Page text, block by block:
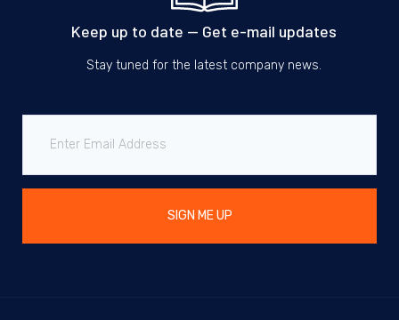
Keep up to date — Get e-mail updates
Stay tuned for the latest company news.
SIGN ME UP